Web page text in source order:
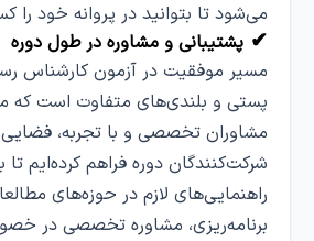
می‌شود تا بتوانید در پروانه خود را
✔پشتیبانی و مشاوره در طول دوره
مسیر موفقیت در آزمون کارشناس
پستی و بلندی‌های متفاوت است که
مشاوران تخصصی و با تجربه، فضایی
شرکت‌کنندگان دوره فراهم کرده‌ایم تا
راهنمایی‌های لازم در حوزه‌های
برنامه‌ریزی، مشاوره تخصصی در